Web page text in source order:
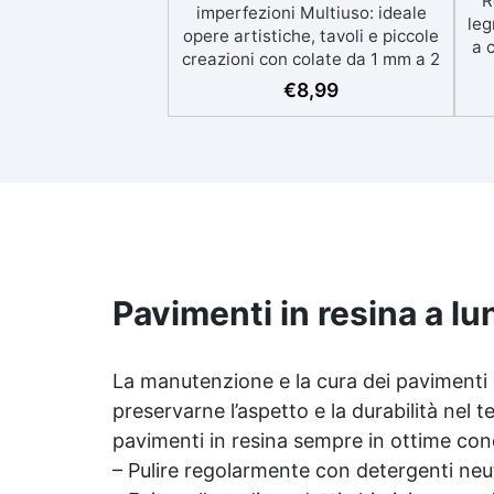
imperfezioni Multiuso: ideale
opere artistiche, tavoli e piccole
creazioni con colate da 1 mm a 2
cm Resistente ai graffi e ai raggi
UV, garantendo opere durature,
€8,99
a
Pavimenti in resina a
La manutenzione e la cura dei
preservarne l’aspetto e la durabilità nel
pavimenti in resina sempre in ottime
– Pulire regolarmente con detergenti